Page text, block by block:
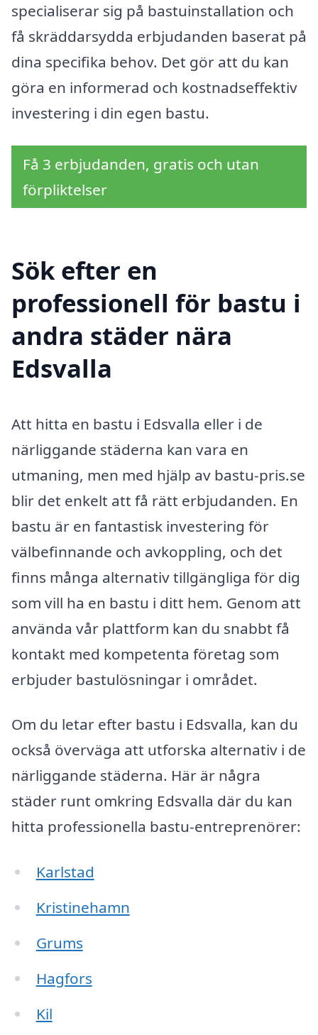
specialiserar sig på bastuinstallation och
få skräddarsydda erbjudanden baserat på
dina specifika behov. Det gör att du kan
göra en informerad och kostnadseffektiv
investering i din egen bastu.
Få 3 erbjudanden, gratis och utan
förpliktelser
Sök efter en
professionell för bastu i
andra städer nära
Edsvalla
Att hitta en bastu i Edsvalla eller i de
närliggande städerna kan vara en
utmaning, men med hjälp av bastu-pris.se
blir det enkelt att få rätt erbjudanden. En
bastu är en fantastisk investering för
välbefinnande och avkoppling, och det
finns många alternativ tillgängliga för dig
som vill ha en bastu i ditt hem. Genom att
använda vår plattform kan du snabbt få
kontakt med kompetenta företag som
erbjuder bastulösningar i området.
Om du letar efter bastu i Edsvalla, kan du
också överväga att utforska alternativ i de
närliggande städerna. Här är några
städer runt omkring Edsvalla där du kan
hitta professionella bastu-entreprenörer:
Karlstad
Kristinehamn
Grums
Hagfors
Kil